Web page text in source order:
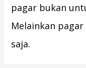
pagar bukan
Melainkan
saja.